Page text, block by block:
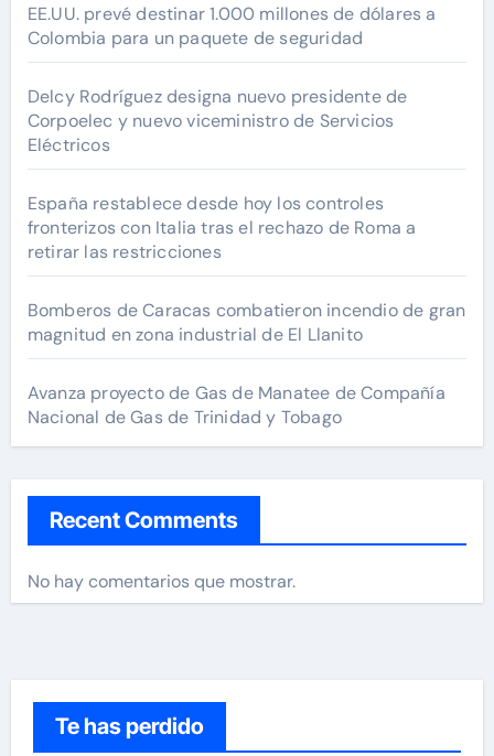
EE.UU. prevé destinar 1.000 millones de dólares a
Colombia para un paquete de seguridad
Delcy Rodríguez designa nuevo presidente de
Corpoelec y nuevo viceministro de Servicios
Eléctricos
España restablece desde hoy los controles
fronterizos con Italia tras el rechazo de Roma a
retirar las restricciones
Bomberos de Caracas combatieron incendio de gran
magnitud en zona industrial de El Llanito
Avanza proyecto de Gas de Manatee de Compañía
Nacional de Gas de Trinidad y Tobago
Recent Comments
No hay comentarios que mostrar.
Te has perdido